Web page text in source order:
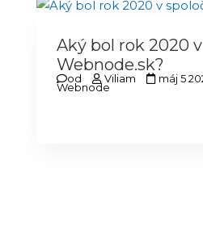
Aký bol rok 2020
Webnode.sk?
od Viliam máj 5
Webnode